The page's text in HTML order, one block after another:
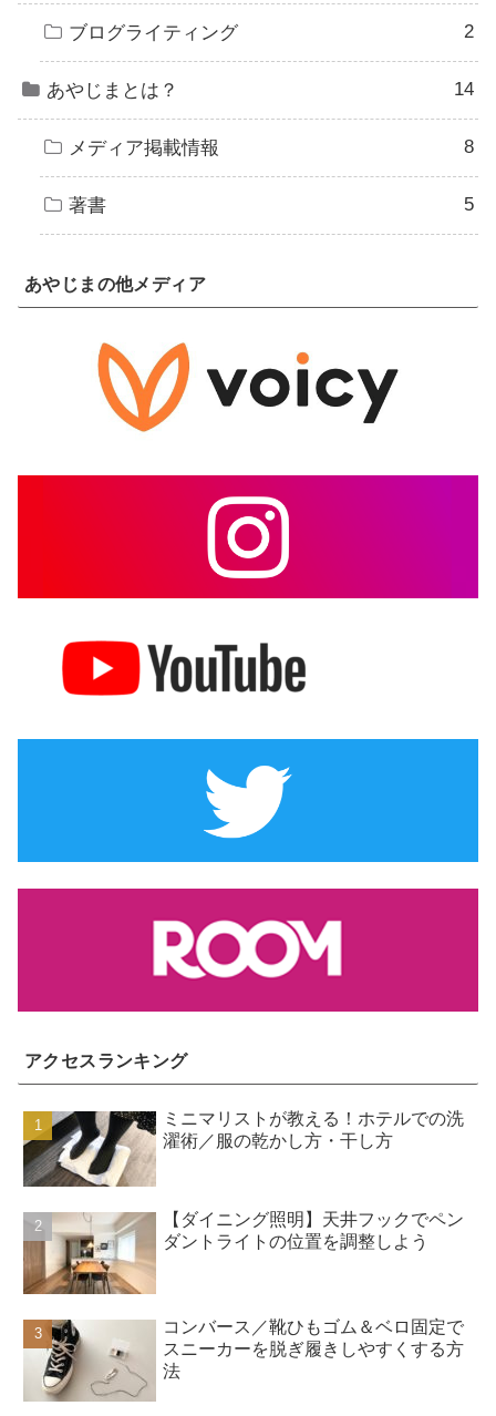
ブログライティング 2
あやじまとは？ 14
メディア掲載情報 8
著書 5
あやじまの他メディア
アクセスランキング
ミニマリストが教える！ホテルでの洗
濯術／服の乾かし方・干し方
【ダイニング照明】天井フックでペン
ダントライトの位置を調整しよう
コンバース／靴ひもゴム＆ベロ固定で
スニーカーを脱ぎ履きしやすくする方
法